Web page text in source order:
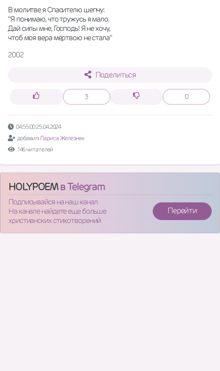
В молитве я Спасителю шепчу:
"Я понимаю, что тружусь я мало.
Дай силы мне, Господь! Я не хочу,
чтоб моя вера мёртвою не стала"
2002
Поделиться
3 0
04:55:00 25.04.2024
добавил:Лариса Железняк
146 читателей
HOLYPOEMв Telegram
Подписывайся на наш канал
На канале найдете еще больше
христианских стихотворений
Перейти